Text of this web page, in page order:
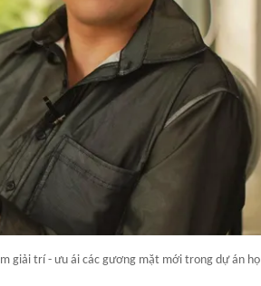
giải trí - ưu ái các gương mặt mới trong dự án họ